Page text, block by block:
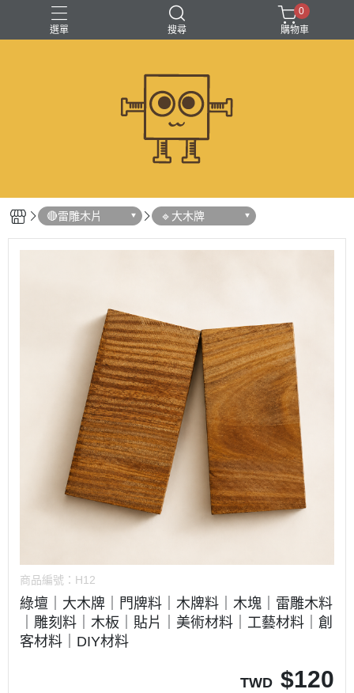
選單 搜尋
0
購物車
🔴雷雕木片 🔹大木牌
商品編號： H12
綠壇｜大木牌｜門牌料｜木牌料｜木塊｜雷雕木料
｜雕刻料｜木板｜貼片｜美術材料｜工藝材料｜創
客材料｜DIY材料
TWD $120